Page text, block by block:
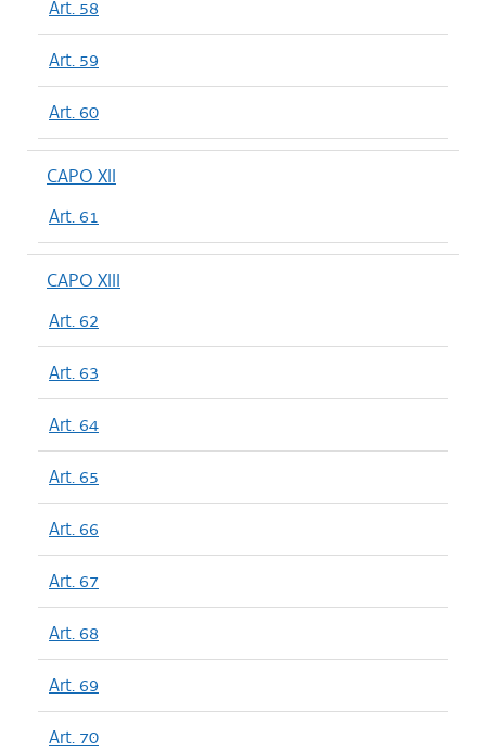
Art. 58
Art. 59
Art. 60
CAPO XII
Art. 61
CAPO XIII
Art. 62
Art. 63
Art. 64
Art. 65
Art. 66
Art. 67
Art. 68
Art. 69
Art. 70